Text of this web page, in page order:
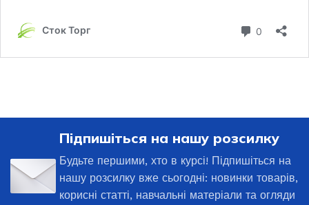
Підпишіться на нашу розсилку
Будьте першими, хто в курсі! Підпишіться на
нашу розсилку вже сьогодні: новинки товарів,
корисні статті, навчальні матеріали та огляди